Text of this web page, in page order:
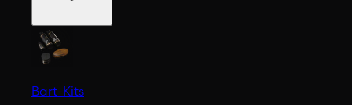
Bart-Kits